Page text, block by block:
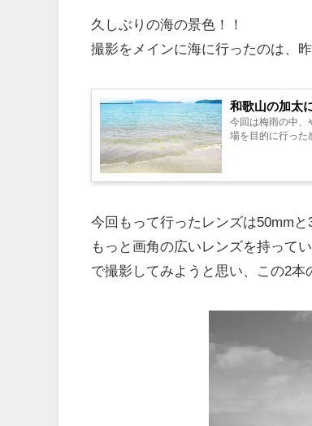
久しぶりの海の景色！！
撮影をメインに海に行ったのは、
和歌山の加太
今回は梅雨の中、
場を目的に行った
今回もって行ったレンズは50mmと
もっと画角の広いレンズを持って
で撮影してみようと思い、この2本